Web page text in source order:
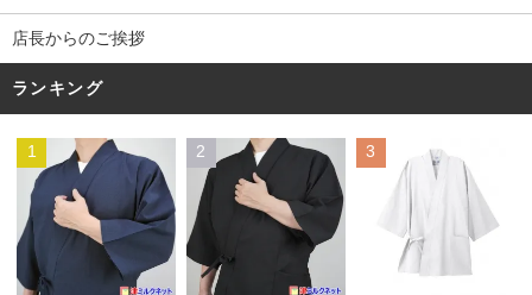
店長からのご挨拶
ランキング
1 2 3